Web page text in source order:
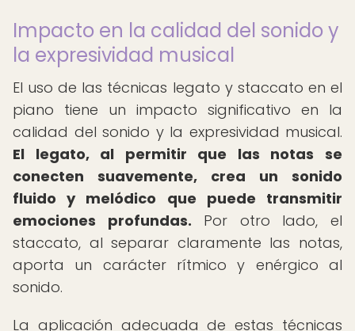
Impacto en la calidad del sonido y
la expresividad musical
El uso de las técnicas legato y staccato en el
piano tiene un impacto significativo en la
calidad del sonido y la expresividad musical.
El legato, al permitir que las notas se
conecten suavemente, crea un sonido
fluido y melódico que puede transmitir
emociones profundas. Por otro lado, el
staccato, al separar claramente las notas,
aporta un carácter rítmico y enérgico al
sonido.
La aplicación adecuada de estas técnicas